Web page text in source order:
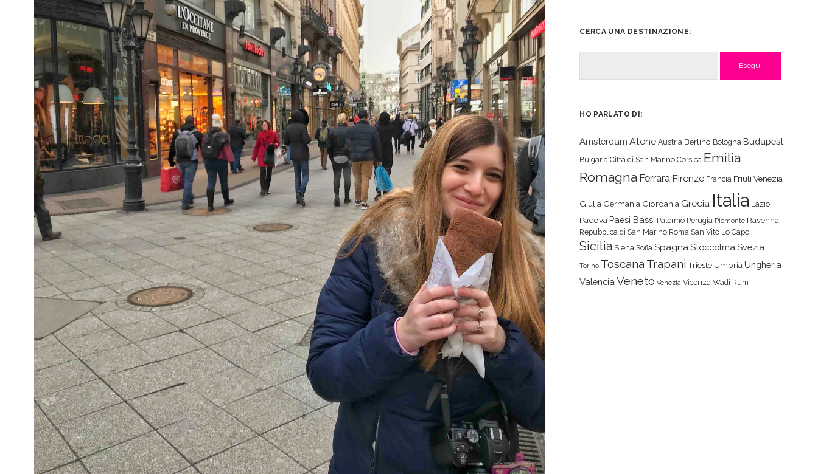
CERCA UNA DESTINAZIONE:
HO PARLATO DI:
Amsterdam Atene Austria Berlino Bologna Budapest
Bulgaria Città di San Marino Corsica Emilia
Romagna Ferrara Firenze Francia Friuli Venezia
Giulia Germania Giordania Grecia Italia Lazio
Padova Paesi Bassi Palermo Perugia Piemonte Ravenna
Repubblica di San Marino Roma San Vito Lo Capo
Sicilia Siena Sofia SpagnaStoccolma Svezia
Torino Toscana Trapani Trieste Umbria Ungheria
Valencia Veneto Venezia Vicenza Wadi Rum